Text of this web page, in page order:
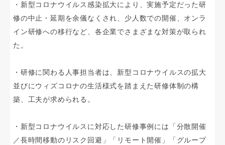
・新型コロナウイルス感染拡大により、実施予定だった研
修の中止・延期を余儀なくされ、少人数での開催、オンラ
イン研修への移行など、各企業でさまざまな対策が取られ
た。
・研修に関わる人事担当者は、新型コロナウイルスの拡大
並びにウィズコロナの生活様式を踏まえた研修体制の構
築、工夫が求められる。
・新型コロナウイルスに対応した研修事例には「分散開催
／長時間移動のリスク回避」「リモート開催」「グループ